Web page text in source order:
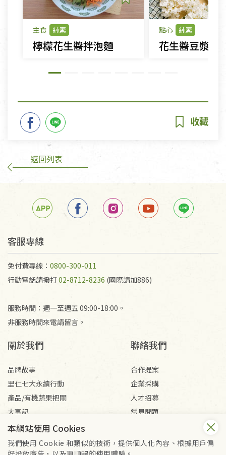
主食 純素
檸檬花生醬拌泡麵
點心 純素
花生醬豆漿餅
返回列表
客服專線
免付費專線： 0800-300-011
行動電話請撥打02-8712-8236 (國際請加886)
服務時間：週一至週五 09:00-18:00。
非服務時間來電請留言。
關於我們
品牌故事
里仁七大永續行動
產品/有機蔬果把關
大事記
媒體報導
聯絡我們
合作提案
企業採購
人才招募
常見問題
本網站使用 Cookies
我們使用 Cookie 和類似的技術，提供個人化內容、根據用戶偏